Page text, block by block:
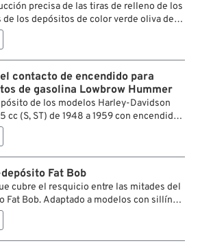
precisa de las tiras de relleno de los
de los depósitos de color verde oliva de
militares de 45"/750 cc de 1937 a
cubren el hueco entre los depósitos en
en que van atornillados al chasis. Si se
color negro, también pueden utilizarse
civiles de 45"/750 cc de los años
contacto de encendido para
de gasolina Lowbrow Hummer
de los modelos Harley-Davidson
cc (S, ST) de 1948 a 1959 con encendido
el interruptor de encendido estaba
el lado izquierdo del depósito. El
entre el interruptor y el depósito —¡
haber espacio para los cables!— se
un embellecedor en forma de anillo,
y sujeto mediante dos clips de resorte.
Fat Bob
cubre el resquicio entre las mitades del
Fat Bob. Adaptado a modelos con sillín
original.